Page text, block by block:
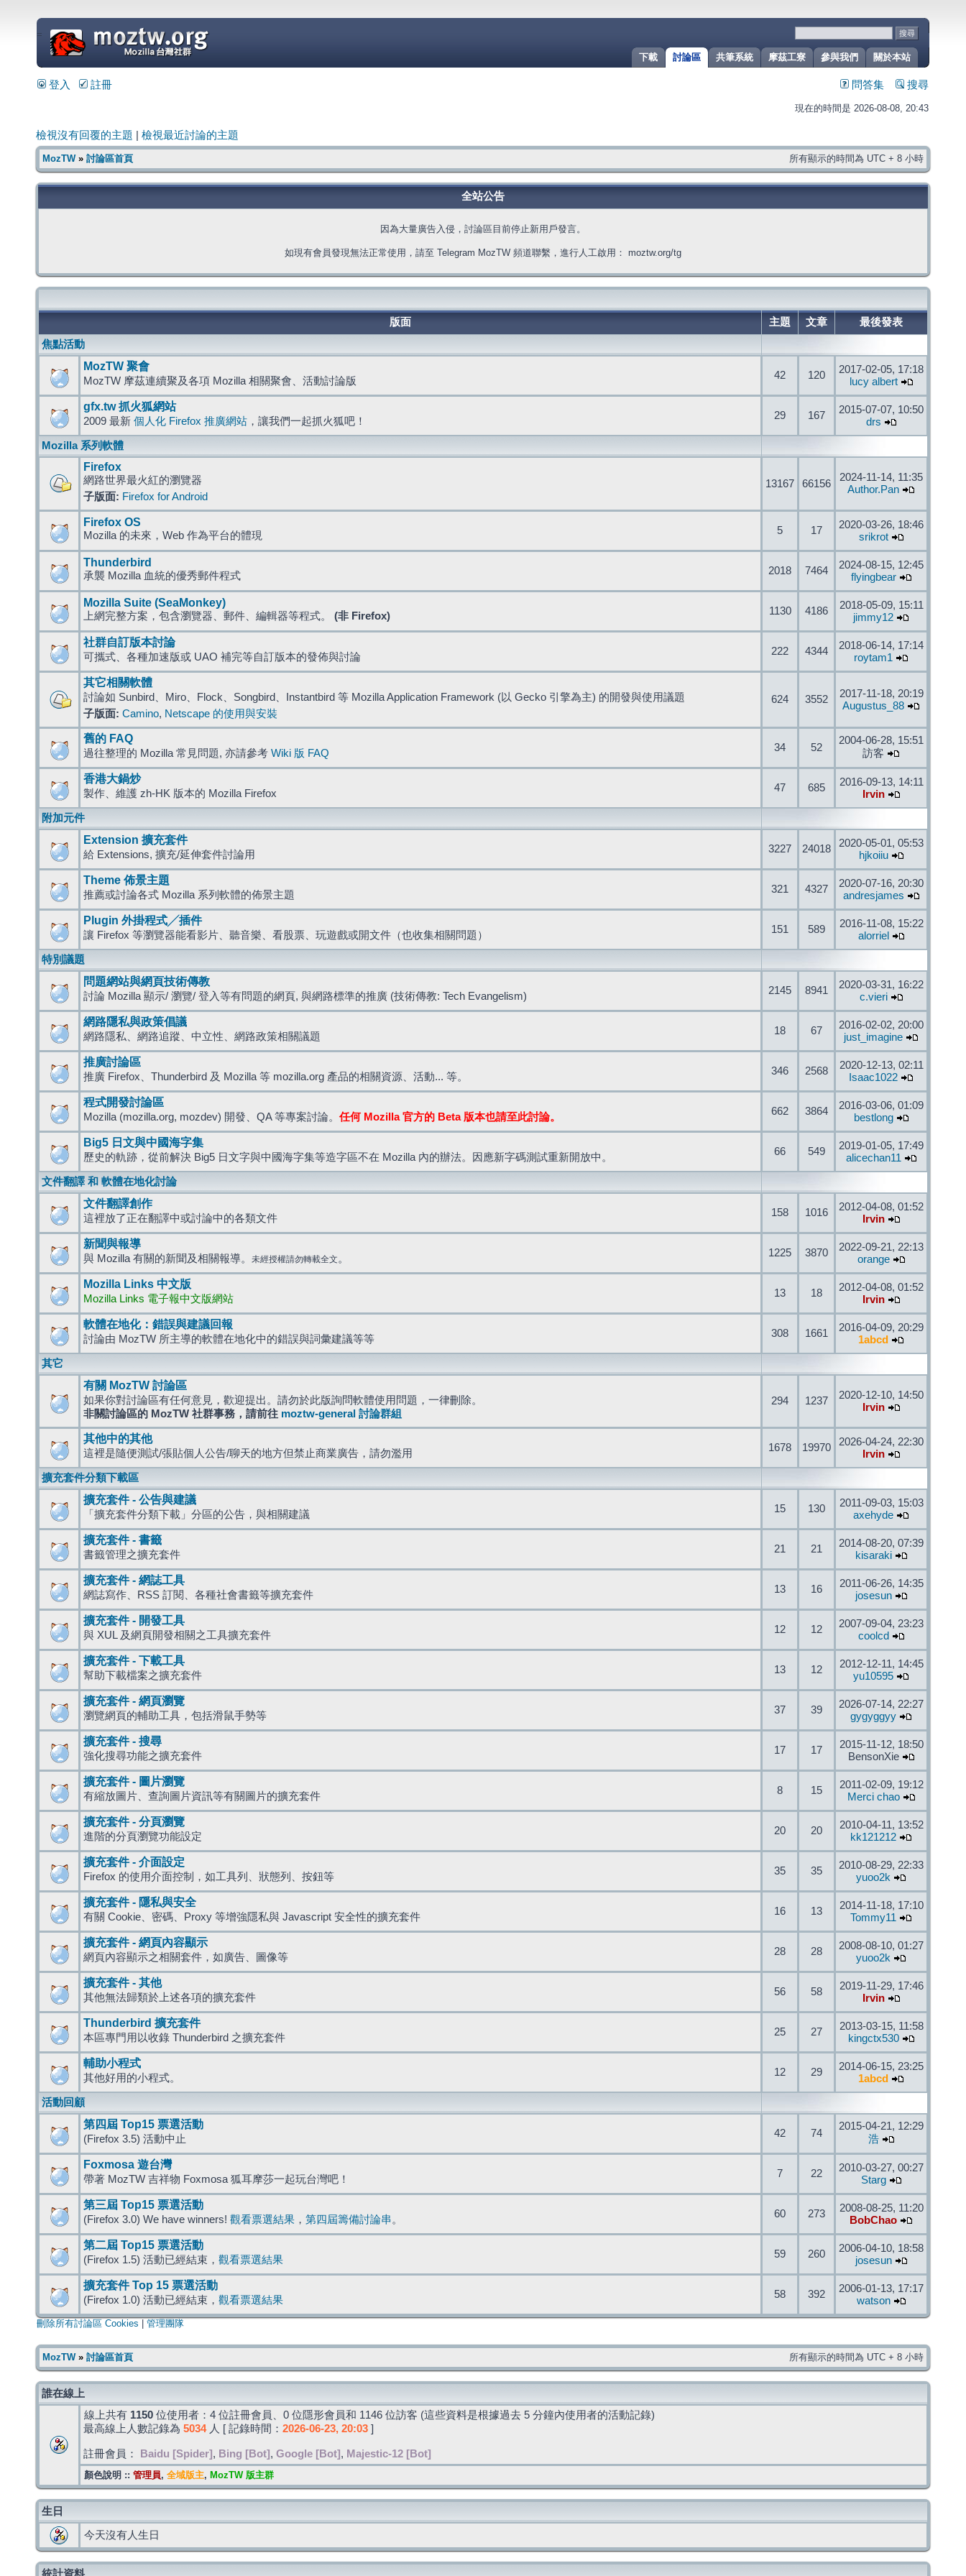
關於本站
參與我們
摩茲工寮
共筆系統
討論區
下載
=
登入 註冊 問答集 搜尋
現在的時間是 2026-08-08, 20:43
檢視沒有回覆的主題 檢視最近討論的主題
MozTW» 討論區首頁 所有顯示的時間為 UTC + 8 小時
全站公告
因為大量廣告入侵，討論區目前停止新用戶發言。
如現有會員發現無法正常使用，請至 Telegram MozTW 頻道聯繫，進行人工啟用： moztw.org/tg
版面 主題 文章
最後發表
焦點活動
MozTW 聚會
MozTW 摩茲連續聚及各項 Mozilla 相關聚會、活動討論版 42 120
2017-02-05, 17:18
lucy albert
gfx.tw 抓火狐網站
2009 最新 個人化 Firefox 推廣網站 ，讓我們一起抓火狐吧！ 29 167
2015-07-07, 10:50
drs
Mozilla 系列軟體
Firefox
網路世界最火紅的瀏覽器
子版面: Firefox for Android
13167 66156
2024-11-14, 11:35
Author.Pan
Firefox OS
Mozilla 的未來，Web 作為平台的體現 5 17
2020-03-26, 18:46
srikrot
Thunderbird
承襲 Mozilla 血統的優秀郵件程式 2018 7464
2024-08-15, 12:45
flyingbear
Mozilla Suite (SeaMonkey)
上網完整方案，包含瀏覽器、郵件、編輯器等程式。 (非 Firefox) 1130 4186
2018-05-09, 15:11
jimmy12
社群自訂版本討論
可攜式、各種加速版或 UAO 補完等自訂版本的發佈與討論 222 4344
2018-06-14, 17:14
roytam1
其它相關軟體
討論如 Sunbird、Miro、Flock、Songbird、Instantbird 等 Mozilla Application Framework (以 Gecko 引擎為主) 的開發與使用議題
子版面: Camino, Netscape 的使用與安裝
624 3552
2017-11-18, 20:19
Augustus_88
舊的 FAQ
過往整理的 Mozilla 常見問題, 亦請參考 Wiki 版 FAQ 34 52
2004-06-28, 15:51
訪客
香港大鍋炒
製作、維護 zh-HK 版本的 Mozilla Firefox 47 685
2016-09-13, 14:11
Irvin
附加元件
Extension 擴充套件
給 Extensions, 擴充/延伸套件討論用 3227 24018
2020-05-01, 05:53
hjkoiiu
Theme 佈景主題
推薦或討論各式 Mozilla 系列軟體的佈景主題 321 4327
2020-07-16, 20:30
andresjames
Plugin 外掛程式╱插件
讓 Firefox 等瀏覽器能看影片、聽音樂、看股票、玩遊戲或開文件（也收集相關問題） 151 589
2016-11-08, 15:22
alorriel
特別議題
問題網站與網頁技術傳教
討論 Mozilla 顯示/ 瀏覽/ 登入等有問題的網頁, 與網路標準的推廣 (技術傳教: Tech Evangelism) 2145 8941
2020-03-31, 16:22
c.vieri
網路隱私與政策倡議
網路隱私、網路追蹤、中立性、網路政策相關議題 18 67
2016-02-02, 20:00
just_imagine
推廣討論區
推廣 Firefox、Thunderbird 及 Mozilla 等 mozilla.org 產品的相關資源、活動... 等。 346 2568
2020-12-13, 02:11
Isaac1022
程式開發討論區
Mozilla (mozilla.org, mozdev) 開發、QA 等專案討論。 任何 Mozilla 官方的 Beta 版本也請至此討論。 662 3864
2016-03-06, 01:09
bestlong
Big5 日文與中國海字集
歷史的軌跡，從前解決 Big5 日文字與中國海字集等造字區不在 Mozilla 內的辦法。因應新字碼測試重新開放中。 66 549
2019-01-05, 17:49
alicechan11
文件翻譯 和 軟體在地化討論
文件翻譯創作
這裡放了正在翻譯中或討論中的各類文件 158 1016
2012-04-08, 01:52
Irvin
新聞與報導
與 Mozilla 有關的新聞及相關報導。 未經授權請勿轉載全文 。 1225 3870
2022-09-21, 22:13
orange
Mozilla Links 中文版
Mozilla Links 電子報中文版網站 13 18
2012-04-08, 01:52
Irvin
軟體在地化：錯誤與建議回報
討論由 MozTW 所主導的軟體在地化中的錯誤與詞彙建議等等 308 1661
2016-04-09, 20:29
1abcd
其它
有關 MozTW 討論區
如果你對討論區有任何意見，歡迎提出。請勿於此版詢問軟體使用問題，一律刪除。
非關討論區的 MozTW 社群事務，請前往 moztw-general 討論群組
294 1237
2020-12-10, 14:50
Irvin
其他中的其他
這裡是隨便測試/張貼個人公告/聊天的地方但禁止商業廣告，請勿濫用 1678 19970
2026-04-24, 22:30
Irvin
擴充套件分類下載區
擴充套件 - 公告與建議
「擴充套件分類下載」分區的公告，與相關建議 15 130
2011-09-03, 15:03
axehyde
擴充套件 - 書籤
書籤管理之擴充套件 21 21
2014-08-20, 07:39
kisaraki
擴充套件 - 網誌工具
網誌寫作、RSS 訂閱、各種社會書籤等擴充套件 13 16
2011-06-26, 14:35
josesun
擴充套件 - 開發工具
與 XUL 及網頁開發相關之工具擴充套件 12 12
2007-09-04, 23:23
coolcd
擴充套件 - 下載工具
幫助下載檔案之擴充套件 13 12
2012-12-11, 14:45
yu10595
擴充套件 - 網頁瀏覽
瀏覽網頁的輔助工具，包括滑鼠手勢等 37 39
2026-07-14, 22:27
gygyggyy
擴充套件 - 搜尋
強化搜尋功能之擴充套件 17 17
2015-11-12, 18:50
BensonXie
擴充套件 - 圖片瀏覽
有縮放圖片、查詢圖片資訊等有關圖片的擴充套件 8 15
2011-02-09, 19:12
Merci chao
擴充套件 - 分頁瀏覽
進階的分頁瀏覽功能設定 20 20
2010-04-11, 13:52
kk121212
擴充套件 - 介面設定
Firefox 的使用介面控制，如工具列、狀態列、按鈕等 35 35
2010-08-29, 22:33
yuoo2k
擴充套件 - 隱私與安全
有關 Cookie、密碼、Proxy 等增強隱私與 Javascript 安全性的擴充套件 16 13
2014-11-18, 17:10
Tommy11
擴充套件 - 網頁內容顯示
網頁內容顯示之相關套件，如廣告、圖像等 28 28
2008-08-10, 01:27
yuoo2k
擴充套件 - 其他
其他無法歸類於上述各項的擴充套件 56 58
2019-11-29, 17:46
Irvin
Thunderbird 擴充套件
本區專門用以收錄 Thunderbird 之擴充套件 25 27
2013-03-15, 11:58
kingctx530
輔助小程式
其他好用的小程式。 12 29
2014-06-15, 23:25
1abcd
活動回顧
第四屆 Top15 票選活動
(Firefox 3.5) 活動中止 42 74
2015-04-21, 12:29
浩
Foxmosa 遊台灣
帶著 MozTW 吉祥物 Foxmosa 狐耳摩莎一起玩台灣吧！ 7 22
2010-03-27, 00:27
Starg
第三屆 Top15 票選活動
(Firefox 3.0) We have winners! 觀看票選結果 ， 第四屆籌備討論串 。 60 273
2008-08-25, 11:20
BobChao
第二屆 Top15 票選活動
(Firefox 1.5) 活動已經結束， 觀看票選結果 59 260
2006-04-10, 18:58
josesun
擴充套件 Top 15 票選活動
(Firefox 1.0) 活動已經結束， 觀看票選結果 58 392
2006-01-13, 17:17
watson
刪除所有討論區 Cookies 管理團隊
MozTW» 討論區首頁 所有顯示的時間為 UTC + 8 小時
誰在線上
線上共有 1150 位使用者：4 位註冊會員、0 位隱形會員和 1146 位訪客 (這些資料是根據過去 5 分鐘內使用者的活動記錄)
最高線上人數記錄為 5034人 [ 記錄時間： 2026-06-23, 20:03 ]
註冊會員： Baidu [Spider] , Bing [Bot] , Google [Bot] , Majestic-12 [Bot]
顏色說明 :: 管理員, 全域版主, MozTW 版主群
生日
今天沒有人生日